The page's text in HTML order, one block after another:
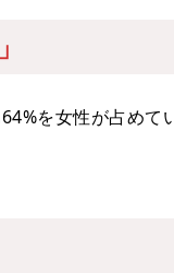
を女性が占めて